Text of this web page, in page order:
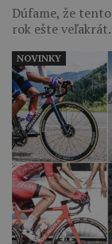
Dúfame, že
rok ešte veľakrát.
NOVINKY